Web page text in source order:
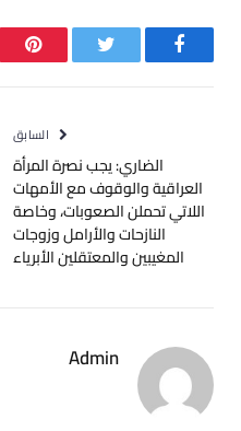
فيسبوك تويتر
السابق
الضاري: يجب نصرة المرأة
العراقية والوقوف مع الأمهات
اللاتي تحملن الصعوبات، وخاصة
النازحات والأرامل وزوجات
المغيبين والمعتقلين الأبرياء
Admin